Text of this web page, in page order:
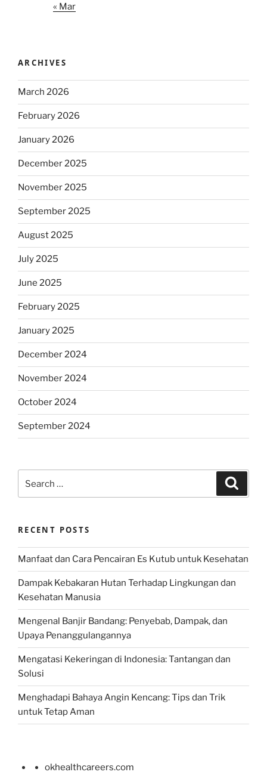
« Mar
ARCHIVES
March 2026
February 2026
January 2026
December 2025
November 2025
September 2025
August 2025
July 2025
June 2025
February 2025
January 2025
December 2024
November 2024
October 2024
September 2024
for:
RECENT POSTS
Manfaat dan Cara Pencairan Es Kutub untuk Kesehatan
Dampak Kebakaran Hutan Terhadap Lingkungan dan
Kesehatan Manusia
Mengenal Banjir Bandang: Penyebab, Dampak, dan
Upaya Penanggulangannya
Mengatasi Kekeringan di Indonesia: Tantangan dan
Solusi
Menghadapi Bahaya Angin Kencang: Tips dan Trik
untuk Tetap Aman
okhealthcareers.com